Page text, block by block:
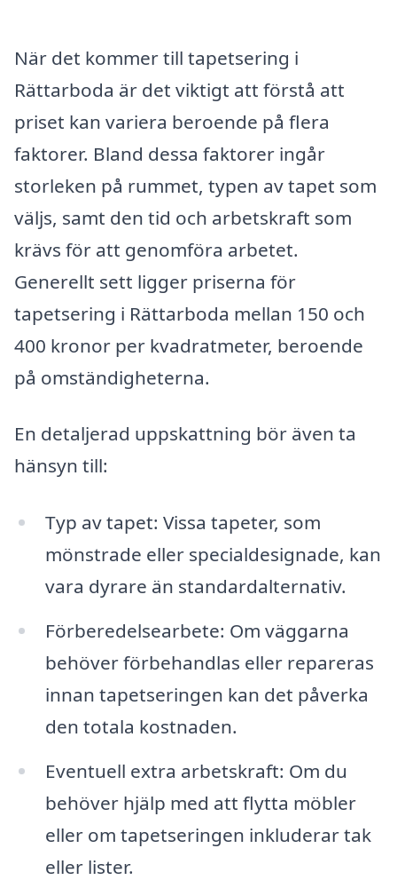
När det kommer till tapetsering i
Rättarboda är det viktigt att förstå att
priset kan variera beroende på flera
faktorer. Bland dessa faktorer ingår
storleken på rummet, typen av tapet som
väljs, samt den tid och arbetskraft som
krävs för att genomföra arbetet.
Generellt sett ligger priserna för
tapetsering i Rättarboda mellan 150 och
400 kronor per kvadratmeter, beroende
på omständigheterna.
En detaljerad uppskattning bör även ta
hänsyn till:
Typ av tapet: Vissa tapeter, som
mönstrade eller specialdesignade, kan
vara dyrare än standardalternativ.
Förberedelsearbete: Om väggarna
behöver förbehandlas eller repareras
innan tapetseringen kan det påverka
den totala kostnaden.
Eventuell extra arbetskraft: Om du
behöver hjälp med att flytta möbler
eller om tapetseringen inkluderar tak
eller lister.